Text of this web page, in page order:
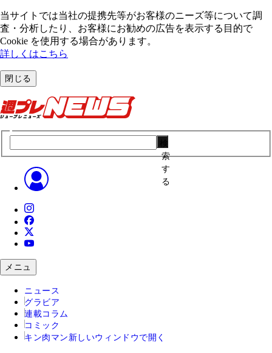
当サイトでは当社の提携先等がお客様のニーズ等について調
査・分析したり、お客様にお勧めの広告を表⽰する⽬的で
Cookie を使⽤する場合があります。
詳しくはこちら
閉じる
索
す
る
メニュ
ニュース
グラビア
連載コラム
コミック
キン肉マン 新しいウィンドウで開く